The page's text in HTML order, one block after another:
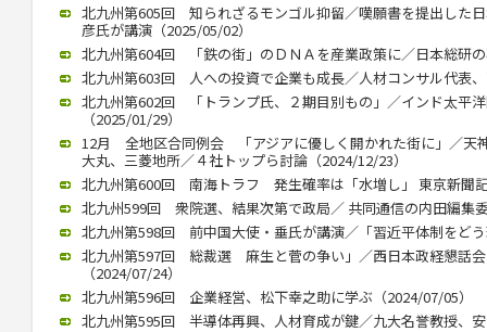
北九州第605回 知られざるモンゴル抑留／嘆願書を提出した
彦氏が講演（2025/05/02）
北九州第604回 「鉄の街」のＤＮＡを産業政策に／日本総研
北九州第603回 人への投資で企業も成長／人材コンサル代表
北九州第602回 「トランプ氏、２期目別もの」／インド太平
（2025/01/29）
12月 全地区合同例会 「アジアに優しく開かれた街に」／天
大丸、三菱地所／４社トップら討論（2024/12/23）
北九州第600回 南海トラフ 発生確率は「水増し」 東京新聞
北九州599回 衆院選、結果次第で政局／ 共同通信の内田編集
北九州第598回 前中国大使・垂氏が講演／「習近平体制をど
北九州第597回 総裁選 麻生と菅の争い」／西日本政経懇話
（2024/07/24）
北九州第596回 企業経営、松下幸之助に学ぶ（2024/07/05）
北九州第595回 半導体再興、人材育成が鍵／九大名誉教授、